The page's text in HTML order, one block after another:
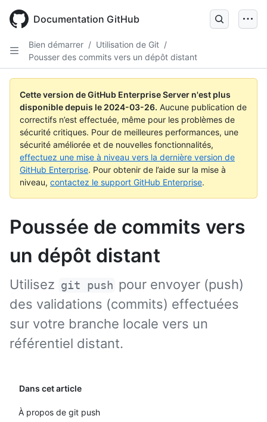
main
Documentation GitHub
Bien démarrer / Utilisation de Git /
Pousser des commits vers un dépôt distant
Cette version de GitHub Enterprise Server n'est plus
disponible depuis le 2024-03-26. Aucune publication de
correctifs n’est effectuée, même pour les problèmes de
sécurité critiques. Pour de meilleures performances, une
sécurité améliorée et de nouvelles fonctionnalités,
effectuez une mise à niveau vers la dernière version de
GitHub Enterprise. Pour obtenir de l’aide sur la mise à
niveau, contactez le support GitHub Enterprise.
Poussée de commits vers
un dépôt distant
Utilisez git push pour envoyer (push)
des validations (commits) effectuées
sur votre branche locale vers un
référentiel distant.
Dans cet article
À propos de git push